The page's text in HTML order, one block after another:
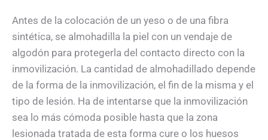
Antes de la colocación de un yeso o de una fibra
sintética, se almohadilla la piel con un vendaje de
algodón para protegerla del contacto directo con la
inmovilización. La cantidad de almohadillado depende
de la forma de la inmovilización, el fin de la misma y el
tipo de lesión. Ha de intentarse que la inmovilización
sea lo más cómoda posible hasta que la zona
lesionada tratada de esta forma cure o los huesos